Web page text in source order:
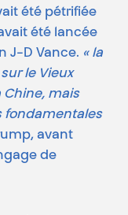
été pétrifiée
été lancée
J-D Vance. « la
le Vieux
Chine, mais
fondamentales
avant
de